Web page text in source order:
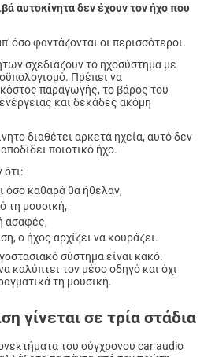
αυτοκίνητα δεν έχουν τον ήχο που
όσο φαντάζονται οι περισσότεροι.
σχεδιάζουν το ηχοσύστημα με
Πρέπει να
παραγωγής, το βάρος του
και δεκάδες ακόμη
διαθέτει αρκετά ηχεία, αυτό δεν
ποιοτικό ήχο.
ότι:
όσο καθαρά θα ήθελαν,
τη μουσική,
ασαφές,
ο ήχος αρχίζει να κουράζει.
σύστημα είναι κακό.
καλύπτει τον μέσο οδηγό και όχι
τη μουσική.
γίνεται σε τρία στάδια
του σύγχρονου car audio